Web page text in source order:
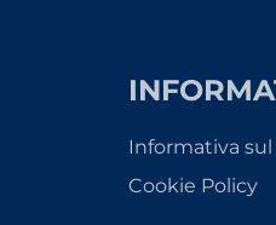
Informativa
Cookie Policy